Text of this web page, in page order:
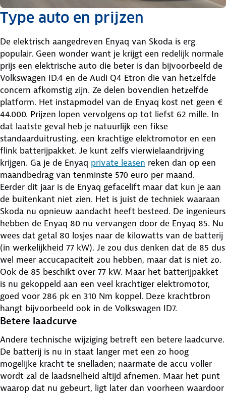
Type auto en prijzen
De elektrisch aangedreven Enyaq van Skoda is erg
populair. Geen wonder want je krijgt een redelijk normale
prijs een elektrische auto die beter is dan bijvoorbeeld de
Volkswagen ID.4 en de Audi Q4 Etron die van hetzelfde
concern afkomstig zijn. Ze delen bovendien hetzelfde
platform. Het instapmodel van de Enyaq kost net geen €
44.000. Prijzen lopen vervolgens op tot liefst 62 mille. In
dat laatste geval heb je natuurlijk een fikse
standaarduitrusting, een krachtige elektromotor en een
flink batterijpakket. Je kunt zelfs vierwielaandrijving
krijgen. Ga je de Enyaq private leasen reken dan op een
maandbedrag van tenminste 570 euro per maand.
Eerder dit jaar is de Enyaq gefacelift maar dat kun je aan
de buitenkant niet zien. Het is juist de techniek waaraan
Skoda nu opnieuw aandacht heeft besteed. De ingenieurs
hebben de Enyaq 80 nu vervangen door de Enyaq 85. Nu
wees dat getal 80 losjes naar de kilowatts van de batterij
(in werkelijkheid 77 kW). Je zou dus denken dat de 85 dus
wel meer accucapaciteit zou hebben, maar dat is niet zo.
Ook de 85 beschikt over 77 kW. Maar het batterijpakket
is nu gekoppeld aan een veel krachtiger elektromotor,
goed voor 286 pk en 310 Nm koppel. Deze krachtbron
hangt bijvoorbeeld ook in de Volkswagen ID7.
Betere laadcurve
Andere technische wijziging betreft een betere laadcurve.
De batterij is nu in staat langer met een zo hoog
mogelijke kracht te snelladen; naarmate de accu voller
wordt zal de laadsnelheid altijd afnemen. Maar het punt
waarop dat nu gebeurt, ligt later dan voorheen waardoor